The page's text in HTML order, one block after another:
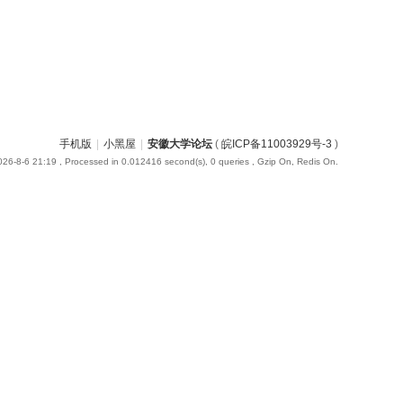
手机版 小黑屋 安徽大学论坛 ( 皖ICP备11003929号-3 )
8-6 21:19 , Processed in 0.012416 second(s), 0 queries , Gzip On, Redis On.